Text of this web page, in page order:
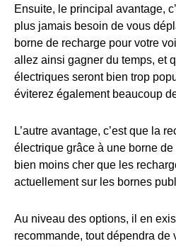
Ensuite, le principal avantage,
plus jamais besoin de vous
borne de recharge pour votre
allez ainsi gagner du temps, et
électriques seront bien trop
éviterez également beaucoup
L’autre avantage, c’est que la
électrique grâce à une borne
bien moins cher que les
actuellement sur les bornes
Au niveau des options, il en
recommande, tout dépendra de